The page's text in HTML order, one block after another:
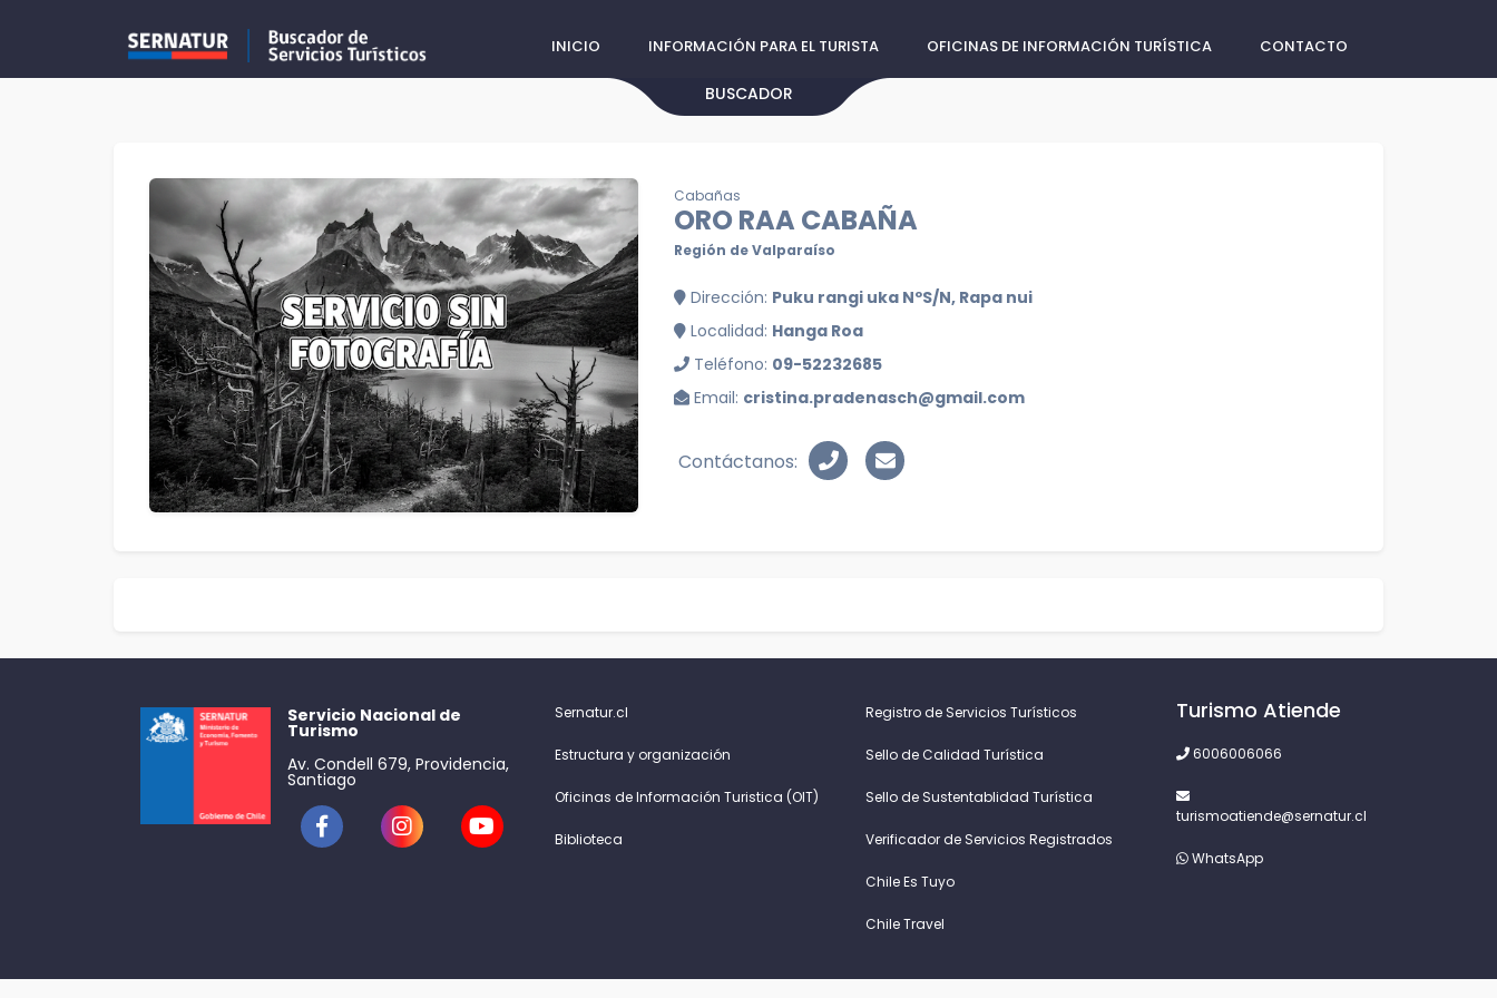
INICIO INFORMACIÓN PARA EL TURISTA OFICINAS DE INFORMACIÓN TURÍSTICA CONTACTO
BUSCADOR
Cabañas
ORO RAA CABAÑA
Región de Valparaíso
Dirección: Puku rangi uka NºS/N, Rapa nui
Localidad: Hanga Roa
Teléfono: 09-52232685
Email: cristina.pradenasch@gmail.com
Contáctanos:
Servicio Nacional de
Turismo
Av. Condell 679, Providencia,
Santiago
Sernatur.cl
Estructura y organización
Oficinas de Información Turistica (OIT)
Biblioteca
Registro de Servicios Turísticos
Sello de Calidad Turística
Sello de Sustentablidad Turística
Verificador de Servicios Registrados
Chile Es Tuyo
Chile Travel
Turismo Atiende
6006006066
turismoatiende@sernatur.cl
WhatsApp